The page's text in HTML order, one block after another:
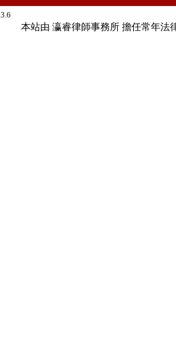
本站由 瀛睿律師事務所 擔任常年法